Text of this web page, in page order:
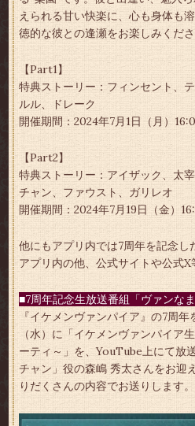
えられる甘い快楽に、心も身体も
徳的な彼との逢瀬をお楽しみくださ
【Part1】
特典ストーリー：フィンセント、
ルル、ドレーク
開催期間：2024年7月1日（月）
【Part2】
特典ストーリー：アイザック、太
チャン、ファウスト、ガリレオ
開催期間：2024年7月19日（金）
他にもアプリ内では7周年を記念し
アプリ内の他、公式サイトや公式X
■7周年記念生放送番組「ヴァンな
『イケメンヴァンパイア』の7周
（水）に「イケメンヴァンパイア
ーティ～」を、YouTube上にて放
チャン」役の森嶋 秀太さんをお迎
りだくさんの内容でお送りします。